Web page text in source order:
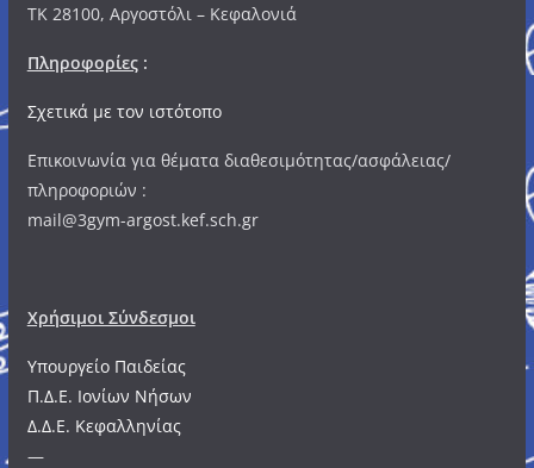
ΤΚ 28100, Αργοστόλι – Κεφαλονιά
Πληροφορίες:
Σχετικά με τον ιστότοπο
Επικοινωνία για θέματα διαθεσιμότητας/ασφάλειας/
πληροφοριών :
mail@3gym-argost.kef.sch.gr
Χρήσιμοι Σύνδεσμοι
Υπουργείο Παιδείας
Π.Δ.Ε. Ιονίων Νήσων
Δ.Δ.Ε. Κεφαλληνίας
—